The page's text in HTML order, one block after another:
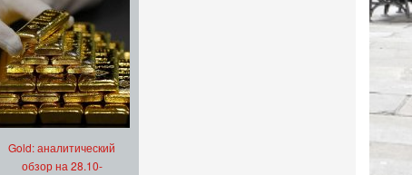
Gold: аналитический
обзор на 28.10-